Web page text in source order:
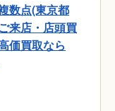
数点(東京都
来店・店頭買
価買取なら